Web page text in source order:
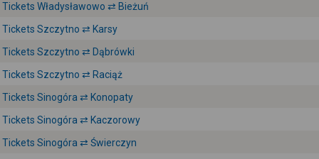
Tickets Władysławowo ⇄ Bieżuń
Tickets Szczytno ⇄ Karsy
Tickets Szczytno ⇄ Dąbrówki
Tickets Szczytno ⇄ Raciąż
Tickets Sinogóra ⇄ Konopaty
Tickets Sinogóra ⇄ Kaczorowy
Tickets Sinogóra ⇄ Świerczyn